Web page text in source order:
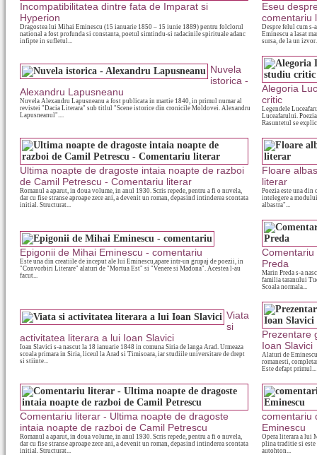
Incompatibilitatea dintre fata de Imparat si
Hyperion
Dragostea lui Mihai Eminescu (15 ianuarie 1850 – 15 iunie 1889) pentru folclorul
national a fost profunda si constanta, poetul simtindu-si radacinile spirituale adanc
infipte in sufletul...
Eseu
comentariu
Despre felul cum s-
Eminescu a lasat
sursa, de la un
Nuvela
istorica -
Alexandru Lapusneanu
Nuvela Alexandru Lapusneanu a fost publicata in martie 1840, in primul numar al
revistei "Dacia Literara" sub titlul "Scene istorice din cronicile Moldovei. Alexandru
Lapusneanul"....
Alegoria
critic
Legendele
Luceafarului.
Rasuntetul se
Ultima noapte de dragoste intaia noapte de razboi
de Camil Petrescu - Comentariu literar
Romanul a aparut, in doua volume, in anul 1930. Scris repede, pentru a fi o nuvela,
dar cu fise stranse aproape zece ani, a devenit un roman, depasind intinderea scontata
initial. Structurat...
Floare
literar
Poezia este una
intelegere a
albastra"...
Epigonii de Mihai Eminescu - comentariu
Este una din creatiile de inceput ale lui Eminescu,apare intr-un grupaj de poezii, in
"Convorbiri Literare" alaturi de "Mortua Est" si "Venere si Madona". Acestea l-au
facut...
Preda
Marin Preda s-a
familia taranului
Scoala normala...
Viata
si
activitatea literara a lui Ioan Slavici
Ioan Slavici s-a nascut la 18 ianuarie 1848 in comuna Siria de langa Arad. Urmeaza
scoala primara in Siria, liceul la Arad si Timisoara, iar studiile universitare de drept
si stiinte...
Prezentare
Ioan Slavici
Alaturi de
romanesti,
Este defapt primul...
Comentariu literar - Ultima noapte de dragoste
intaia noapte de razboi de Camil Petrescu
Romanul a aparut, in doua volume, in anul 1930. Scris repede, pentru a fi o nuvela,
dar cu fise stranse aproape zece ani, a devenit un roman, depasind intinderea scontata
initial. Structurat...
comentariu
Eminescu
Opera literara a lui
plina traditie si este
autohton...